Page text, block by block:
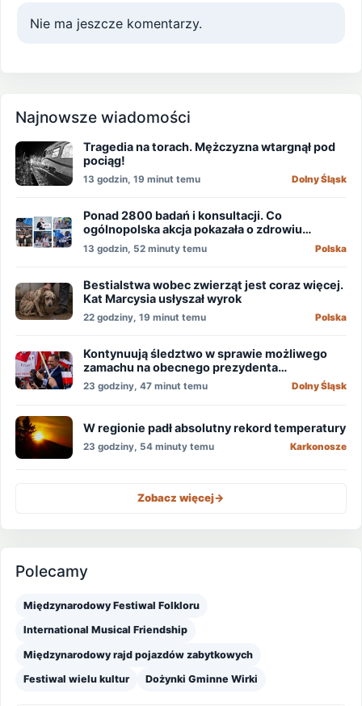
Nie ma jeszcze komentarzy.
Najnowsze wiadomości
Tragedia na torach. Mężczyzna wtargnął pod
pociąg!
13 godzin, 19 minut temu Dolny Śląsk
Ponad 2800 badań i konsultacji. Co
ogólnopolska akcja pokazała o zdrowiu
mężczyzn?
13 godzin, 52 minuty temu Polska
Bestialstwa wobec zwierząt jest coraz więcej.
Kat Marcysia usłyszał wyrok
22 godziny, 19 minut temu Polska
Kontynuują śledztwo w sprawie możliwego
zamachu na obecnego prezydenta
Nawrockiego
23 godziny, 47 minut temu Dolny Śląsk
W regionie padł absolutny rekord temperatury
23 godziny, 54 minuty temu Karkonosze
Zobacz więcej->
Polecamy
Międzynarodowy Festiwal Folkloru
International Musical Friendship
Międzynarodowy rajd pojazdów zabytkowych
Festiwal wielu kultur Dożynki Gminne Wirki